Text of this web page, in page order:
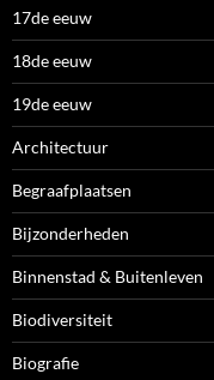
17de eeuw
18de eeuw
19de eeuw
Architectuur
Begraafplaatsen
Bijzonderheden
Binnenstad & Buitenleven
Biodiversiteit
Biografie